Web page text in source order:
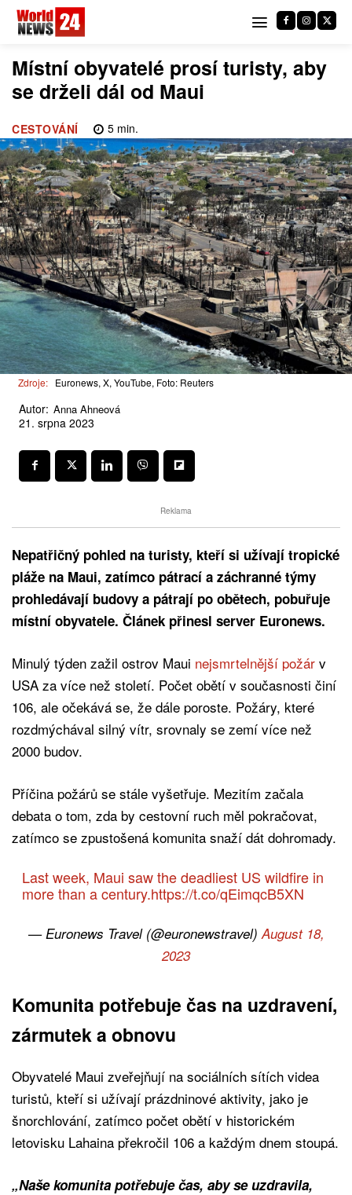
Místní obyvatelé prosí turisty, aby
se drželi dál od Maui
CESTOVÁNÍ 5min.
Zdroje: Euronews, X, YouTube, Foto: Reuters
Autor: Anna Ahneová
21. srpna 2023
Reklama
Nepatřičný pohled na turisty, kteří si užívají tropické
pláže na Maui, zatímco pátrací a záchranné týmy
prohledávají budovy a pátrají po obětech, pobuřuje
místní obyvatele. Článek přinesl server Euronews.
Minulý týden zažil ostrov Maui nejsmrtelnější požár v
USA za více než století. Počet obětí v současnosti činí
106, ale očekává se, že dále poroste. Požáry, které
rozdmýchával silný vítr, srovnaly se zemí více než
2000 budov.
Příčina požárů se stále vyšetřuje. Mezitím začala
debata o tom, zda by cestovní ruch měl pokračovat,
zatímco se zpustošená komunita snaží dát dohromady.
Last week, Maui saw the deadliest US wildfire in
more than a century.https://t.co/qEimqcB5XN
— Euronews Travel (@euronewstravel) August 18,
2023
Komunita potřebuje čas na uzdravení,
zármutek a obnovu
Obyvatelé Maui zveřejňují na sociálních sítích videa
turistů, kteří si užívají prázdninové aktivity, jako je
šnorchlování, zatímco počet obětí v historickém
letovisku Lahaina překročil 106 a každým dnem stoupá.
„Naše komunita potřebuje čas, aby se uzdravila,